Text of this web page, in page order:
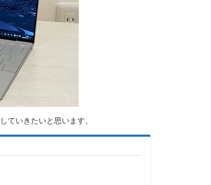
ていきたいと思います。